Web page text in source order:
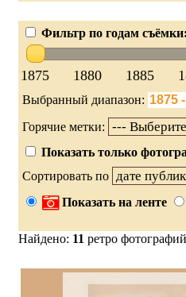
Фильтр по годам
1875 1880 1885
Выбранный диапазон:
Горячие метки:
Показать только
Сортировать по
Показать на ленте
Найдено: 11 ретро